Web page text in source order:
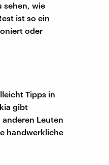
sehen, wie
ist so ein
oder
Tipps in
gibt
Leuten
handwerkliche